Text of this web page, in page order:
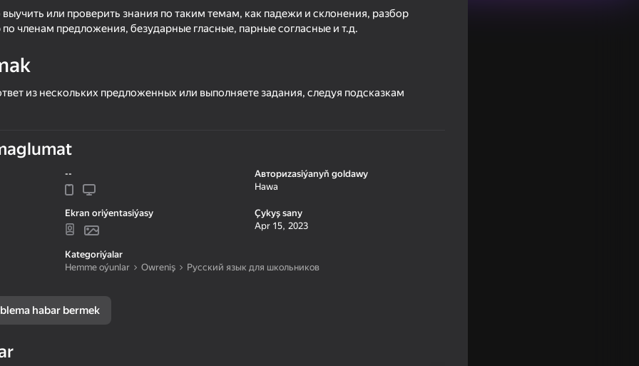
58
Ages of Conflict: World War
Simulator
of Complexity
или проверить знания по таким темам, как падежи и склонения, разбор
по членам предложения, безударные гласные, парные согласные и т.д.
из нескольких предложенных или выполняете задания, следуя подсказкам
--
Авториzasiýanyň goldawy
Hawa
Ekran oriýentasiýasy
Çykyş sany
Apr 15, 2023
Kategoriýalar
Hemme oýunlar
Оwreniş Русский язык для школьников
habar bermek